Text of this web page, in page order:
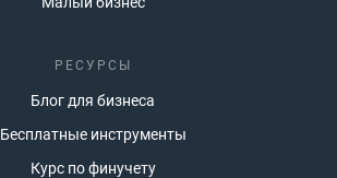
РЕСУРСЫ
Блог для бизнеса
Бесплатные инструменты
Курс по финучету